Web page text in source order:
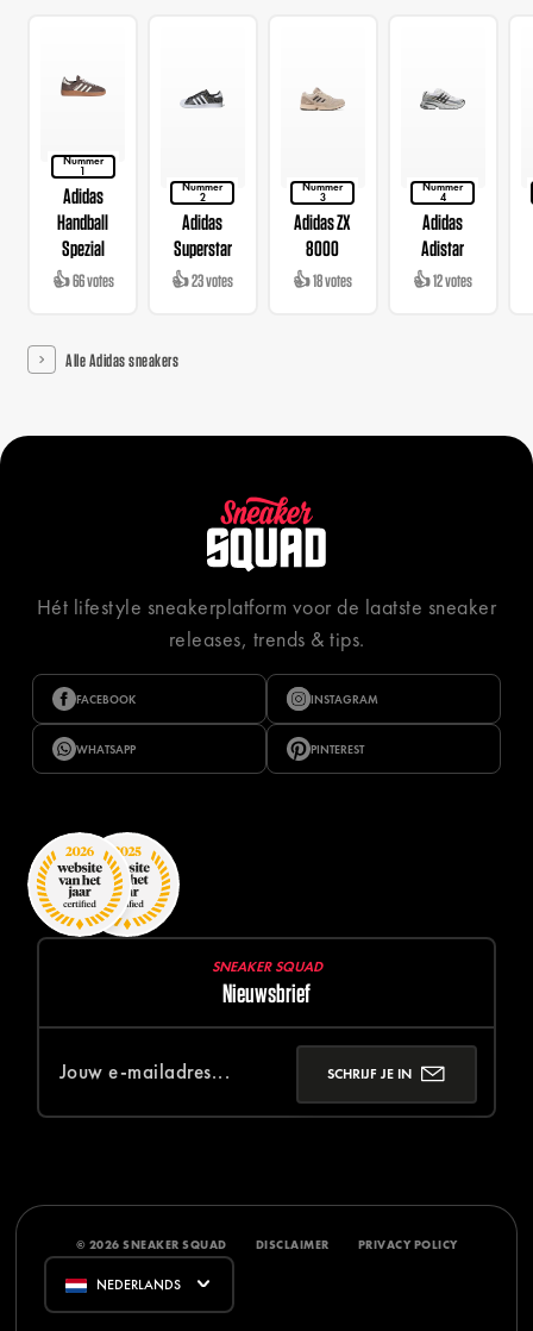
Nummer
1
Adidas
Handball
Spezial
👍 66 votes
Nummer
2
Adidas
Superstar
👍 23 votes
Nummer
3
Adidas ZX
8000
👍 18 votes
Nummer
4
Adidas
Adistar
👍 12 votes
Alle Adidas sneakers
Hét lifestyle sneakerplatform voor de laatste sneaker
releases, trends & tips.
FACEBOOK INSTAGRAM
WHATSAPP PINTEREST
SNEAKER SQUAD
Nieuwsbrief
SCHRIJF JE IN
© 2026 SNEAKER SQUAD DISCLAIMER PRIVACY POLICY
NEDERLANDS